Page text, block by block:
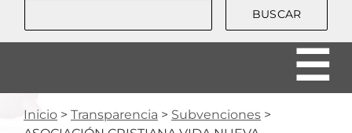
Ruta
Inicio Transparencia
Subvenciones